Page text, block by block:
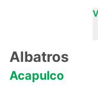
Albatros
Acapulco